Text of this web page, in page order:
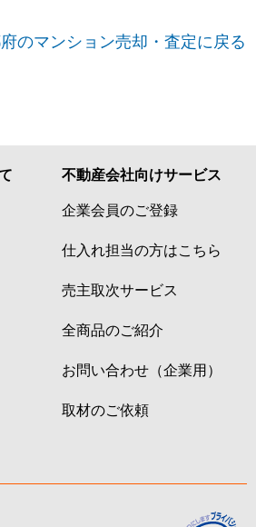
のマンション売却・査定に戻る
不動産会社向けサービス
企業会員のご登録
仕入れ担当の方はこちら
売主取次サービス
全商品のご紹介
お問い合わせ（企業用）
取材のご依頼